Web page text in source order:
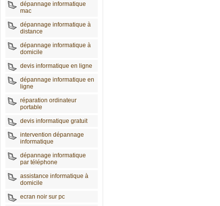
dépannage informatique
mac
dépannage informatique à
distance
dépannage informatique à
domicile
devis informatique en ligne
dépannage informatique en
ligne
réparation ordinateur
portable
devis informatique gratuit
intervention dépannage
informatique
dépannage informatique
par téléphone
assistance informatique à
domicile
ecran noir sur pc